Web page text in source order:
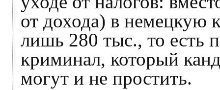
от дохода) в немецкую
лишь 280 тыс., то есть
криминал, который
могут и не простить.